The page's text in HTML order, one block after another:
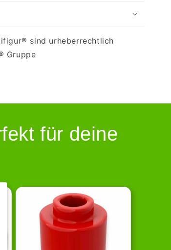
sind urheberrechtlich
Gruppe
für deine